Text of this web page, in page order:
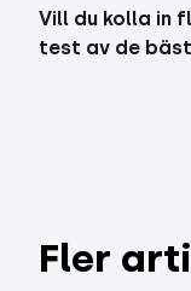
Vill du kolla in
test av de
Fler